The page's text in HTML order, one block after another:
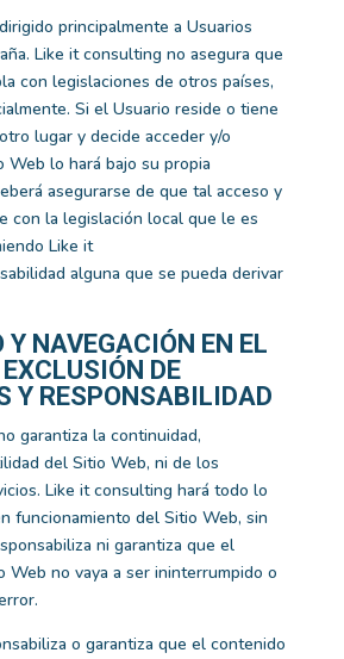
principalmente a Usuarios
. Like it consulting no asegura que
con legislaciones de otros países,
Si el Usuario reside o tiene
lugar y decide acceder y/o
Web lo hará bajo su propia
asegurarse de que tal acceso y
con la legislación local que le es
Like it
alguna que se pueda derivar
NAVEGACIÓN EN EL
DE
Y RESPONSABILIDAD
garantiza la continuidad,
del Sitio Web, ni de los
Like it consulting hará todo lo
funcionamiento del Sitio Web, sin
ni garantiza que el
Web no vaya a ser ininterrumpido o
o garantiza que el contenido